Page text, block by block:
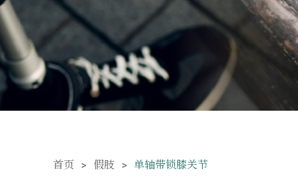
首页 假肢 单轴带锁膝关节